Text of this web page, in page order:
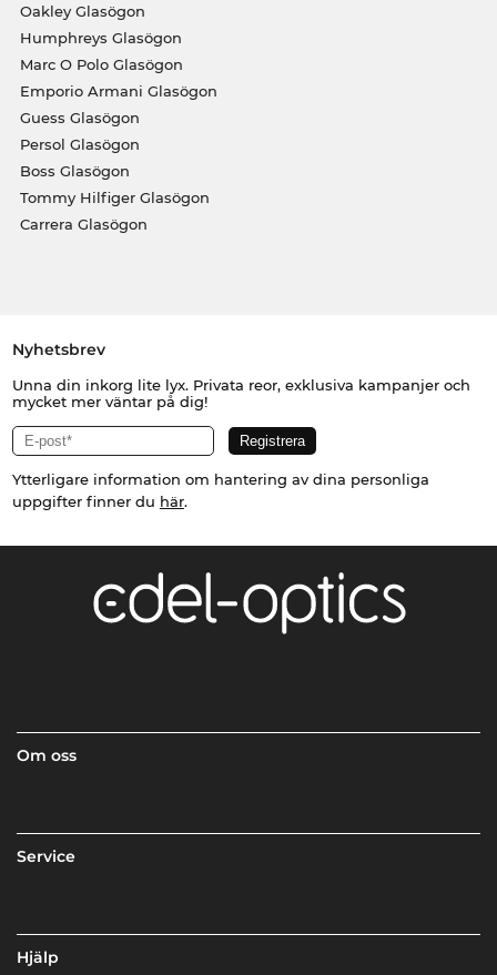
Oakley Glasögon
Humphreys Glasögon
Marc O Polo Glasögon
Emporio Armani Glasögon
Guess Glasögon
Persol Glasögon
Boss Glasögon
Tommy Hilfiger Glasögon
Carrera Glasögon
Nyhetsbrev
Unna din inkorg lite lyx. Privata reor, exklusiva kampanjer och
mycket mer väntar på dig!
Ytterligare information om hantering av dina personliga
uppgifter finner du här.
Om oss
Service
Hjälp